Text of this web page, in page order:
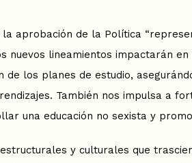
aprobación de la Política
nuevos lineamientos impactarán
los planes de estudio,
También nos impulsa a
una educación no sexista y
y culturales que